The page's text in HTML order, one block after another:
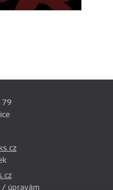
/ úpravám